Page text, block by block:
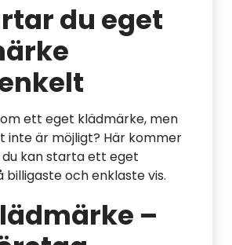
du eget
ett eget klädmärke, men
inte är möjligt? Här kommer
kan starta ett eget
billigaste och enklaste vis.
–